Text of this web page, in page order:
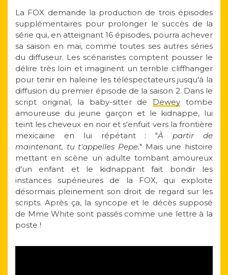
La FOX demande la production de trois épisodes
supplémentaires pour prolonger le succès de la
série qui, en atteignant 16 épisodes, pourra achever
sa saison en mai, comme toutes ses autres séries
du diffuseur. Les scénaristes comptent pousser le
délire très loin et imaginent un terrible cliffhanger
pour tenir en haleine les téléspectateurs jusqu'à la
diffusion du premier épisode de la saison 2. Dans le
script original, la baby-sitter de Dewey tombe
amoureuse du jeune garçon et le kidnappe, lui
teint les cheveux en noir et s'enfuit vers la frontière
mexicaine en lui répétant : "À partir de
maintenant, tu t'appelles Pepe." Mais une histoire
mettant en scène un adulte tombant amoureux
d'un enfant et le kidnappant fait bondir les
instances supérieures de la FOX, qui exploite
désormais pleinement son droit de regard sur les
scripts. Après ça, la syncope et le décès supposé
de Mme White sont passés comme une lettre à la
poste !